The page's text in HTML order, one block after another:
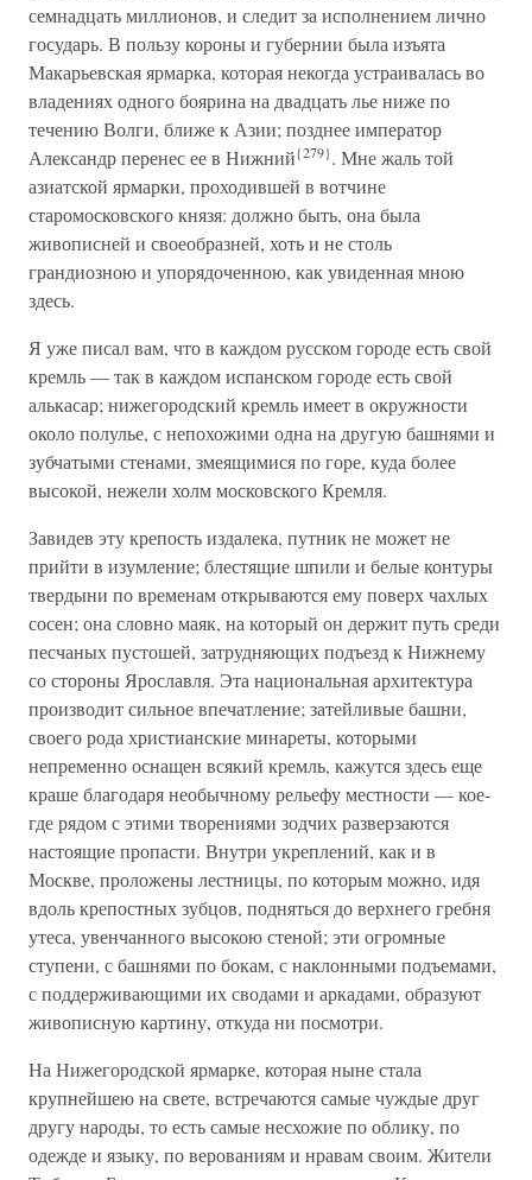
семнадцать миллионов, и следит за исполнением лично
государь. В пользу короны и губернии была изъята
Макарьевская ярмарка, которая некогда устраивалась во
владениях одного боярина на двадцать лье ниже по
течению Волги, ближе к Азии; позднее император
Александр перенес ее в Нижний{279}. Мне жаль той
азиатской ярмарки, проходившей в вотчине
старомосковского князя: должно быть, она была
живописней и своеобразней, хоть и не столь
грандиозною и упорядоченною, как увиденная мною
здесь.
Я уже писал вам, что в каждом русском городе есть свой
кремль — так в каждом испанском городе есть свой
алькасар; нижегородский кремль имеет в окружности
около полулье, с непохожими одна на другую башнями и
зубчатыми стенами, змеящимися по горе, куда более
высокой, нежели холм московского Кремля.
Завидев эту крепость издалека, путник не может не
прийти в изумление; блестящие шпили и белые контуры
твердыни по временам открываются ему поверх чахлых
сосен; она словно маяк, на который он держит путь среди
песчаных пустошей, затрудняющих подъезд к Нижнему
со стороны Ярославля. Эта национальная архитектура
производит сильное впечатление; затейливые башни,
своего рода христианские минареты, которыми
непременно оснащен всякий кремль, кажутся здесь еще
краше благодаря необычному рельефу местности — кое-
где рядом с этими творениями зодчих разверзаются
настоящие пропасти. Внутри укреплений, как и в
Москве, проложены лестницы, по которым можно, идя
вдоль крепостных зубцов, подняться до верхнего гребня
утеса, увенчанного высокою стеной; эти огромные
ступени, с башнями по бокам, с наклонными подъемами,
с поддерживающими их сводами и аркадами, образуют
живописную картину, откуда ни посмотри.
На Нижегородской ярмарке, которая ныне стала
крупнейшею на свете, встречаются самые чуждые друг
другу народы, то есть самые несхожие по облику, по
одежде и языку, по верованиям и нравам своим. Жители